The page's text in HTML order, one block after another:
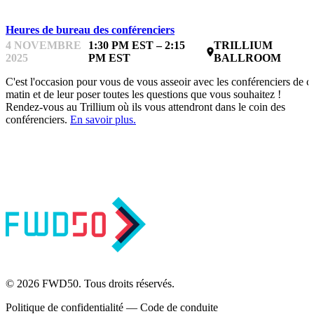
Heures de bureau des conférenciers
4 NOVEMBRE
2025
1:30 PM EST – 2:15
PM EST
place
TRILLIUM
BALLROOM
C'est l'occasion pour vous de vous asseoir avec les conférenciers de
matin et de leur poser toutes les questions que vous souhaitez !
Rendez-vous au Trillium où ils vous attendront dans le coin des
conférenciers. En savoir plus.
© 2026 FWD50. Tous droits réservés.
Politique de confidentialité — Code de conduite